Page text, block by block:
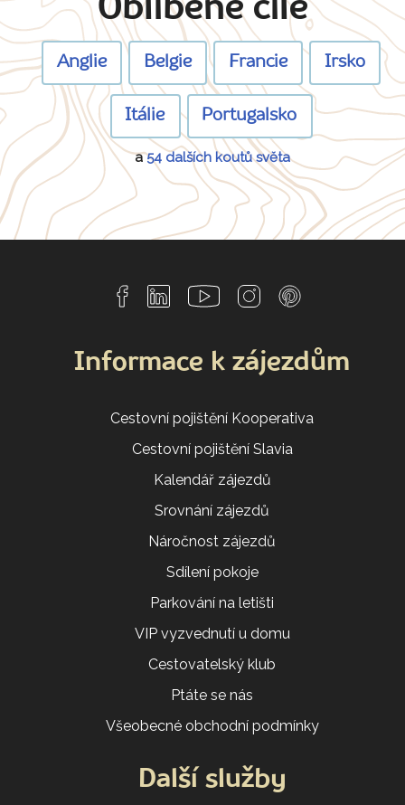
Oblíbené cíle
Anglie Belgie Francie Irsko
Itálie Portugalsko
a54 dalších koutů světa
Informace k zájezdům
Cestovní pojištění Kooperativa
Cestovní pojištění Slavia
Kalendář zájezdů
Srovnání zájezdů
Náročnost zájezdů
Sdílení pokoje
Parkování na letišti
VIP vyzvednutí u domu
Cestovatelský klub
Ptáte se nás
Všeobecné obchodní podmínky
Další služby